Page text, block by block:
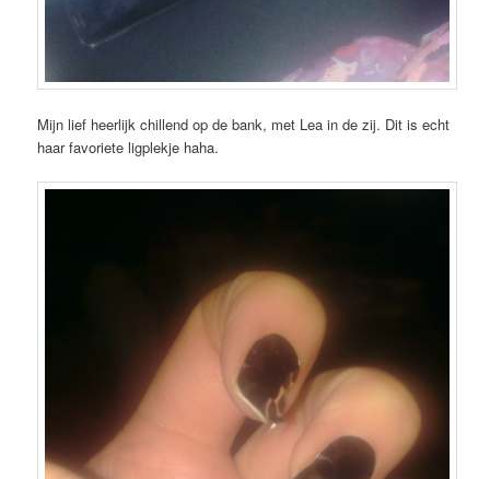
Mijn lief heerlijk chillend op de bank, met Lea in de zij. Dit is echt
haar favoriete ligplekje haha.